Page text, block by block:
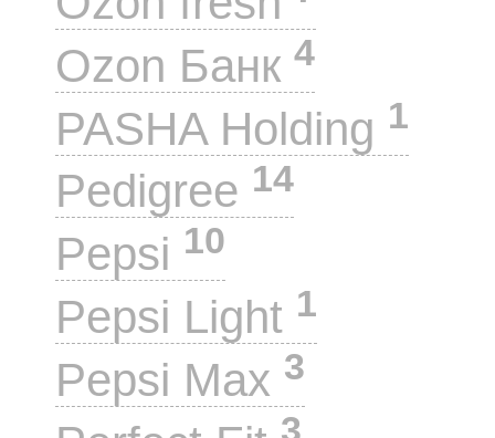
Ozon Банк 4
PASHA Holding 1
Pedigree 14
Pepsi 10
Pepsi Light 1
Pepsi Max 3
3